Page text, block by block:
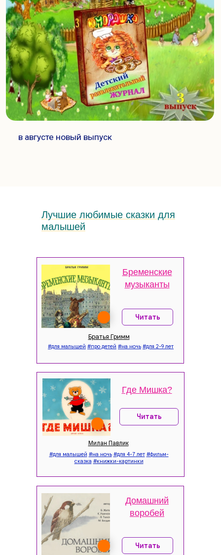
Лучшие любимые сказки для
малышей
Домашний
воробей
Читать
Где Мишка?
Милан Павлик
Читать
#для малышей #на ночь #для 4-7 лет #фильм-
сказка #книжки-картинки
Бременские
музыканты
Братья Гримм
Читать
#для малышей #про детей #на ночь #для 2-9 лет